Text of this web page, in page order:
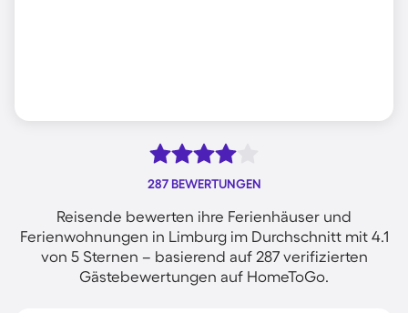
287 BEWERTUNGEN
Reisende bewerten ihre Ferienhäuser und
Ferienwohnungen in Limburg im Durchschnitt mit 4.1
von 5 Sternen – basierend auf 287 verifizierten
Gästebewertungen auf HomeToGo.